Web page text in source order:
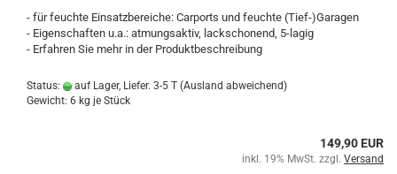
- für feuchte Einsatzbereiche: Carports und feuchte (Tief-)Garagen
- Eigenschaften u.a.: atmungsaktiv, lackschonend, 5-lagig
- Erfahren Sie mehr in der Produktbeschreibung
Status: auf Lager, Liefer. 3-5 T (Ausland abweichend)
Gewicht: 6 kg je Stück
149,90 EUR
inkl. 19% MwSt. zzgl. Versand